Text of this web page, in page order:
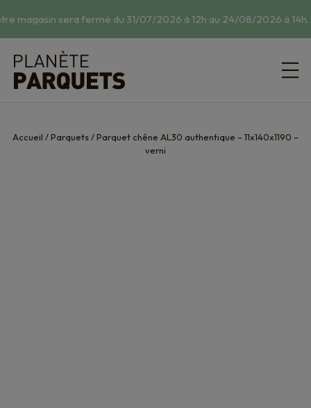
magasin sera fermé du 31/07/2026 à 12h au 24/08/2026 à 14h.
Accueil /Parquets/Parquet chêne AL30 authentique – 11x140x1190 –
verni